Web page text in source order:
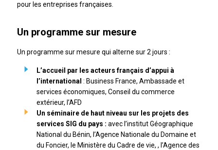
pour les entreprises françaises.
Un programme sur mesure
Un programme sur mesure qui alterne sur 2 jours :
L’accueil par les acteurs français d’appui à
l’international : Business France, Ambassade et
services économiques, Conseil du commerce
extérieur, l’AFD
Un séminaire de haut niveau sur les projets des
services SIG du pays : avec l’institut Géographique
National du Bénin, l’Agence Nationale du Domaine et
du Foncier, le Ministère du Cadre de vie, , l’Agence des